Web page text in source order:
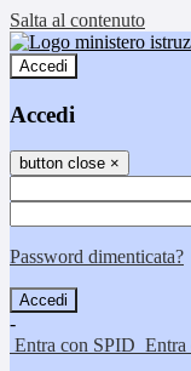
Salta al contenuto
Accedi
Accedi
button close ×
Password dimenticata?
-
Entra con SPID Entra